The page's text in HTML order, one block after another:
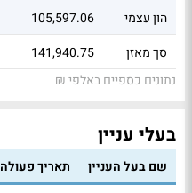
הון עצמי
105,597.06
סך מאזן
141,940.75
נתונים כספיים באלפי ₪
בעלי עניין
שם בעל העניין
תאריך פעולה